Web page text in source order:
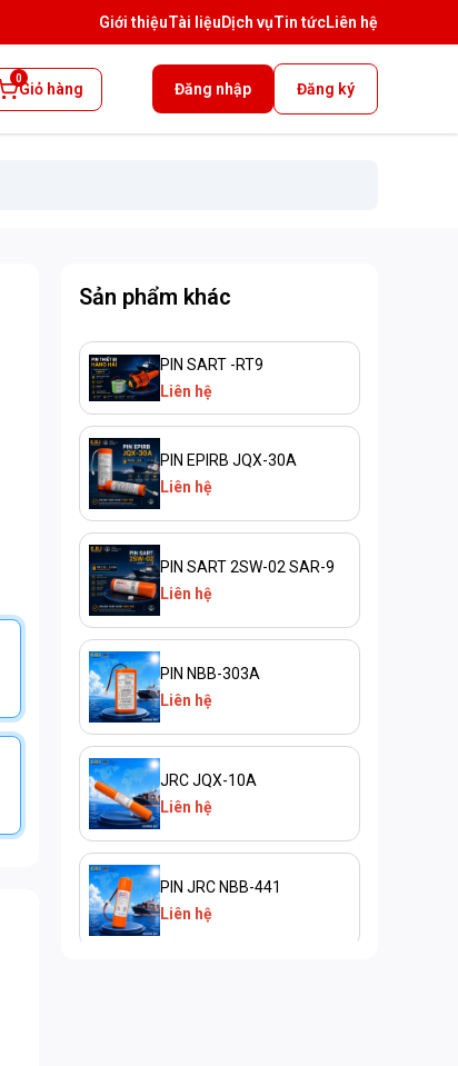
Giới thiệuTài liệuDịch vụTin tứcLiên hệ
0
Giỏ hàng Đăng nhập Đăng ký
Sản phẩm khác
PIN SART -RT9
Liên hệ
PIN EPIRB JQX-30A
Liên hệ
PIN SART 2SW-02 SAR-9
Liên hệ
PIN NBB-303A
Liên hệ
JRC JQX-10A
Liên hệ
PIN JRC NBB-441
Liên hệ